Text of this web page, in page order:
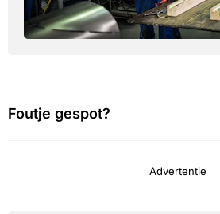
Foutje gespot?
Advertentie